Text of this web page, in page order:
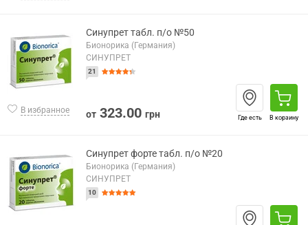
В избранное
Синупрет табл. п/о №50
Бионорика (Германия)
СИНУПРЕТ
21
от 323.00 грн Где есть В корзину
Синупрет форте табл. п/о №20
Бионорика (Германия)
СИНУПРЕТ
10